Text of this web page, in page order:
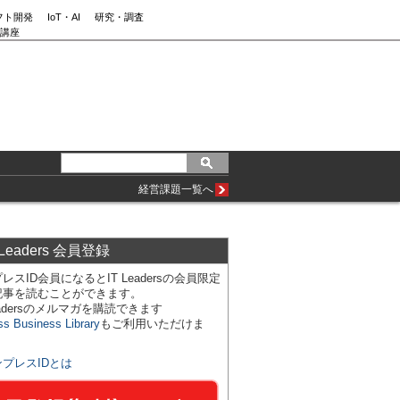
ト開発 IoT・AI
研究・調査
座
経営課題一覧へ
会員登録
スID会員になるとIT Leadersの会員限定
を読むことができます。
のメルマガを購読できます
Business Libraryもご利用いただけま
プレスIDとは